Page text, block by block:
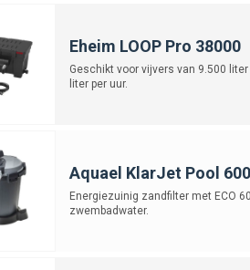
Eheim LOOP Pro 38000
Geschikt voor vijvers van 9.500
liter per uur.
Aquael KlarJet Pool
Energiezuinig zandfilter met ECO
zwembadwater.